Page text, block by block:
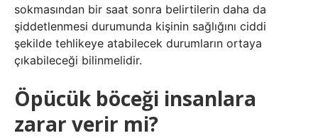
sokmasından bir saat sonra belirtilerin daha da
şiddetlenmesi durumunda kişinin sağlığını ciddi
şekilde tehlikeye atabilecek durumların ortaya
çıkabileceği bilinmelidir.
Öpücük böceği insanlara
zarar verir mi?